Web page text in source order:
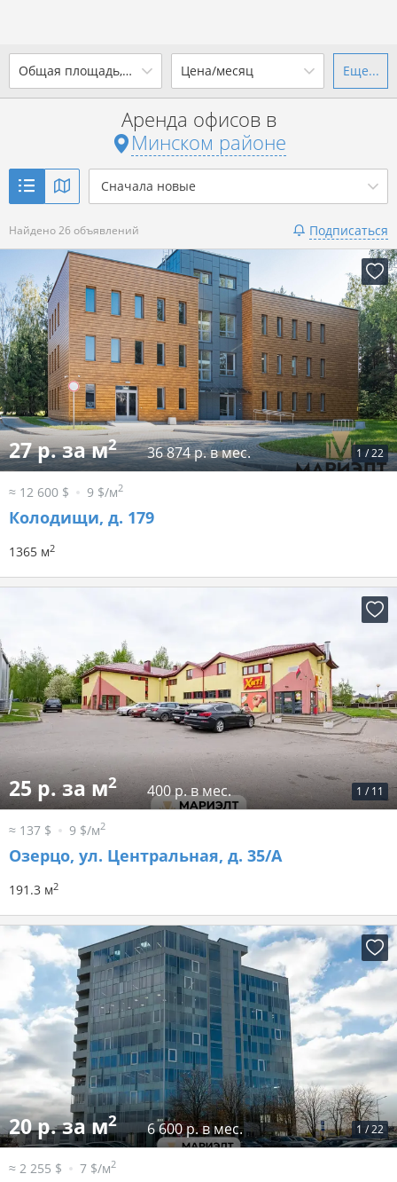
Общая площадь, м
до
Показать 26 объявлений
Цена/месяц
от до
р. за м
Показать 26 объявлений
Еще...
Аренда офисов в
Минском районе
Сначала новые
Найдено 26 объявлений Подписаться
1 /22
27 р. за м2 36 874 р. в мес.
≈ 12 600 $ 9 $/м2
Колодищи, д. 179
1365 м2
1 / 11
25 р. за м2 400 р. в мес.
≈ 137 $ 9 $/м2
Озерцо, ул. Центральная, д. 35/А
191.3 м2
1 /22
20 р. за м2 6 600 р. в мес.
≈ 2 255 $ 7 $/м2
Ваш город -district Минский
район
Выбрать город